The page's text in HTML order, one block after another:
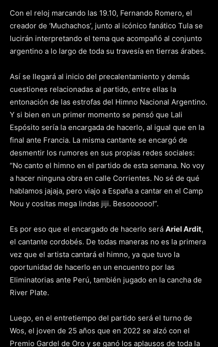
Con el reloj marcando las 19.10, Fernando Romero, el
creador de ‘Muchachos’, junto al icónico fanático Tula se
lucirán interpretando el tema que acompañó al conjunto
argentino a lo largo de toda su travesía en tierras árabes.
Así se llegará al inicio del precalentamiento y demás
cuestiones relacionadas al partido, entre ellas la
entonación de las estrofas del Himno Nacional Argentino.
Y si bien en un primer momento se pensó que Lali
Espósito sería la encargada de hacerlo, al igual que en la
final ante Francia. La misma cantante se encargó de
desmentir los rumores en sus propias redes sociales:
“No canto el himno en el partido de esta semana. No voy
a hacer ninguna obra en calle Corrientes. No sé de qué
hablamos jajaja, pero viajo a España a cantar en el Camp
Nou y cositas mega lindas jiji. Besoooooo!”.
Es por eso que el encargado de hacerlo será Ariel Ardit,
el cantante cordobés. De todas maneras no es la primera
vez que el artista cantará el himno, ya que tuvo la
oportunidad de hacerlo en un encuentro por las
Eliminatorias ante Perú, también jugado en la cancha de
River Plate.
Luego, en el entretiempo del partido será el turno de
Wos, el joven de 25 años que en 2022 se alzó con el
Premio Gardel de Oro y se ganó los aplausos de toda la